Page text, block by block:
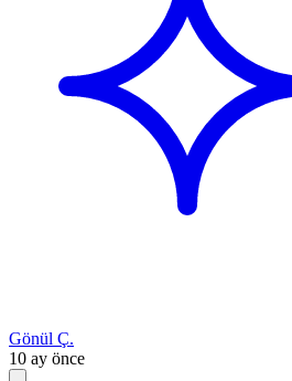
Gönül Ç.
10 ay önce